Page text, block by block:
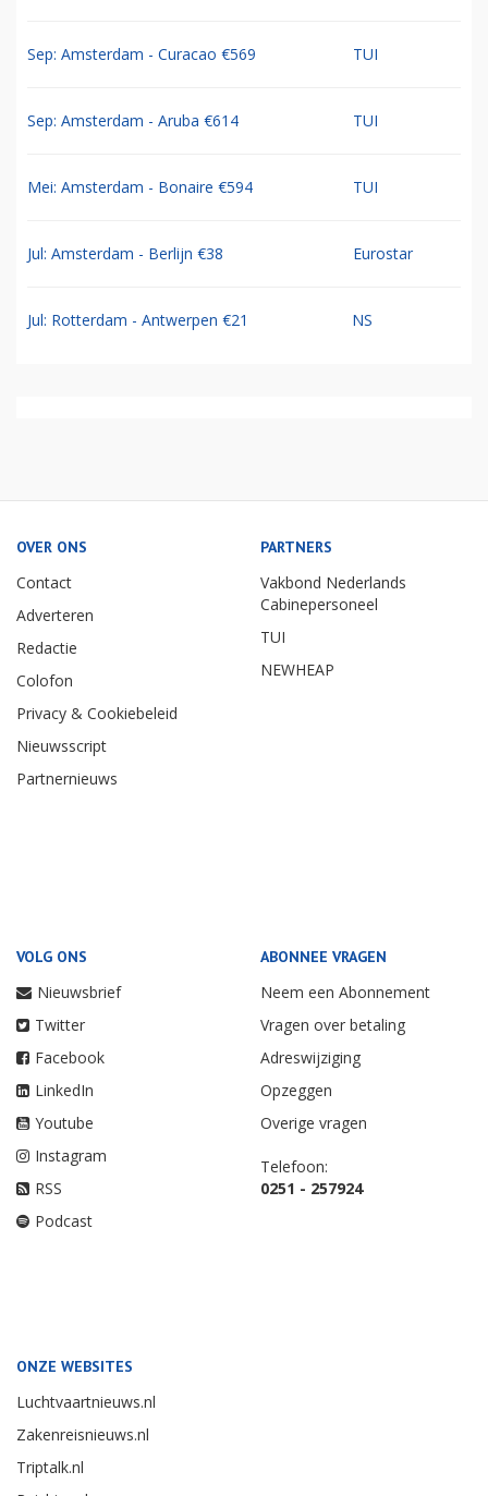
Sep: Amsterdam - Curacao €569 TUI
Sep: Amsterdam - Aruba €614 TUI
Mei: Amsterdam - Bonaire €594 TUI
Jul: Amsterdam - Berlijn €38 Eurostar
Jul: Rotterdam - Antwerpen €21 NS
OVER ONS
Contact
Adverteren
Redactie
Colofon
Privacy & Cookiebeleid
Nieuwsscript
Partnernieuws
PARTNERS
Vakbond Nederlands
Cabinepersoneel
TUI
NEWHEAP
VOLG ONS
Nieuwsbrief
Twitter
Facebook
LinkedIn
Youtube
Instagram
RSS
Podcast
ABONNEE VRAGEN
Neem een Abonnement
Vragen over betaling
Adreswijziging
Opzeggen
Overige vragen
Telefoon:
0251 - 257924
ONZE WEBSITES
Luchtvaartnieuws.nl
Zakenreisnieuws.nl
Triptalk.nl